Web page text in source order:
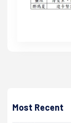
Most Recent
企業參展科技防災